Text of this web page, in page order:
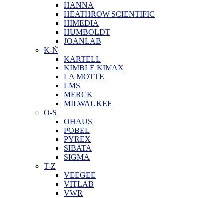
HANNA
HEATHROW SCIENTIFIC
HIMEDIA
HUMBOLDT
JOANLAB
K-Ñ
KARTELL
KIMBLE KIMAX
LA MOTTE
LMS
MERCK
MILWAUKEE
O-S
OHAUS
POBEL
PYREX
SIBATA
SIGMA
T-Z
VEEGEE
VITLAB
VWR